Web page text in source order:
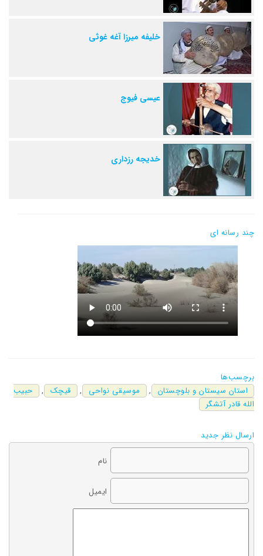
خلیفه میرزا آغه غوثی
عیسی فیوج
خدیجه رزداری
چند رسانه ای
برچسب‌ها
استان سیستان و بلوچستان
, موسیقی نواحی , قیچک ,
حبیب
الله قادر آتشگر
ارسال نظر جدید
نام
ایمیل